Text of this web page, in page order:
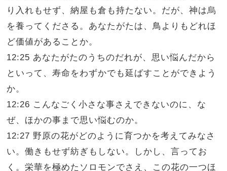
り入れもせず、納屋も倉も持たない。だが、神は烏
を養ってくださる。あなたがたは、鳥よりもどれほ
ど価値があることか。
12:25 あなたがたのうちのだれが、思い悩んだから
といって、寿命をわずかでも延ばすことができよう
か。
12:26 こんなごく小さな事さえできないのに、な
ぜ、ほかの事まで思い悩むのか。
12:27 野原の花がどのように育つかを考えてみなさ
い。働きもせず紡ぎもしない。しかし、言ってお
く。栄華を極めたソロモンでさえ、この花の一つほ